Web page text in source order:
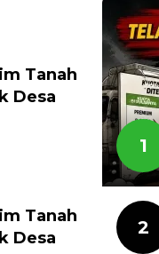
Tanah
Desa
Tanah
Desa
1
2